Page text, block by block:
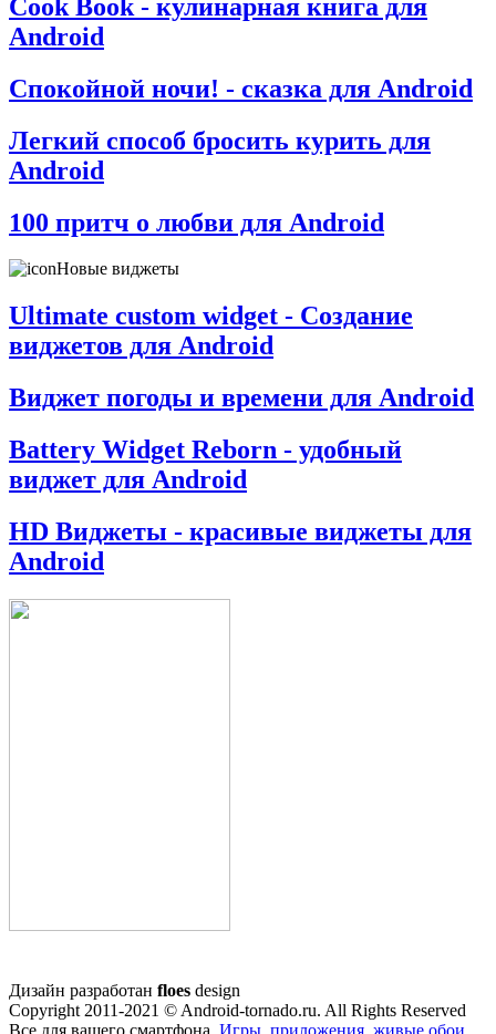
Cook Book - кулинарная книга для
Android
Спокойной ночи! - сказка для Android
Легкий способ бросить курить для
Android
100 притч о любви для Android
Новые виджеты
Ultimate custom widget - Создание
виджетов для Android
Виджет погоды и времени для Android
Battery Widget Reborn - удобный
виджет для Android
HD Виджеты - красивые виджеты для
Android
Дизайн разработан floes design
Copyright 2011-2021 © Android-tornado.ru. All Rights Reserved
Все для вашего смартфона. Игры приложения живые обои